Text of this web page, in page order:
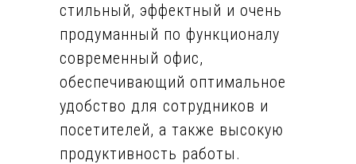
стильный, эффектный и очень
продуманный по функционалу
современный офис,
обеспечивающий оптимальное
удобство для сотрудников и
посетителей, а также высокую
продуктивность работы.